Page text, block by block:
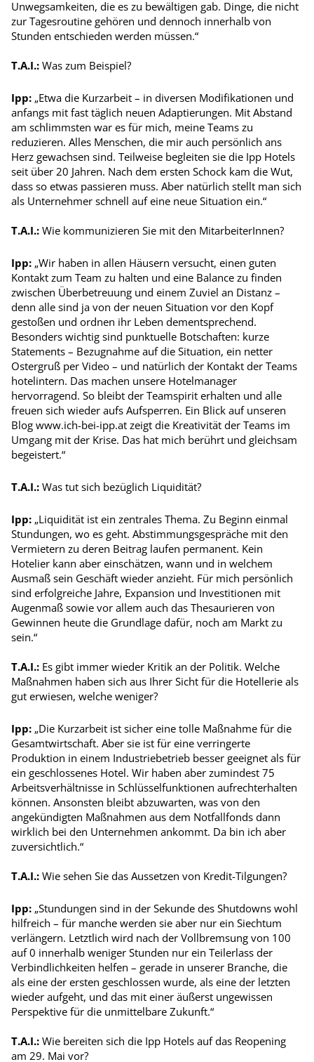
Unwegsamkeiten, die es zu bewältigen gab. Dinge, die nicht
zur Tagesroutine gehören und dennoch innerhalb von
Stunden entschieden werden müssen.“
T.A.I.: Was zum Beispiel?
Ipp: „Etwa die Kurzarbeit – in diversen Modifikationen und
anfangs mit fast täglich neuen Adaptierungen. Mit Abstand
am schlimmsten war es für mich, meine Teams zu
reduzieren. Alles Menschen, die mir auch persönlich ans
Herz gewachsen sind. Teilweise begleiten sie die Ipp Hotels
seit über 20 Jahren. Nach dem ersten Schock kam die Wut,
dass so etwas passieren muss. Aber natürlich stellt man sich
als Unternehmer schnell auf eine neue Situation ein.“
T.A.I.:Wie kommunizieren Sie mit den MitarbeiterInnen?
Ipp: „Wir haben in allen Häusern versucht, einen guten
Kontakt zum Team zu halten und eine Balance zu finden
zwischen Überbetreuung und einem Zuviel an Distanz –
denn alle sind ja von der neuen Situation vor den Kopf
gestoßen und ordnen ihr Leben dementsprechend.
Besonders wichtig sind punktuelle Botschaften: kurze
Statements – Bezugnahme auf die Situation, ein netter
Ostergruß per Video – und natürlich der Kontakt der Teams
hotelintern. Das machen unsere Hotelmanager
hervorragend. So bleibt der Teamspirit erhalten und alle
freuen sich wieder aufs Aufsperren. Ein Blick auf unseren
Blog www.ich-bei-ipp.at zeigt die Kreativität der Teams im
Umgang mit der Krise. Das hat mich berührt und gleichsam
begeistert.“
T.A.I.:Was tut sich bezüglich Liquidität?
Ipp: „Liquidität ist ein zentrales Thema. Zu Beginn einmal
Stundungen, wo es geht. Abstimmungs­gespräche mit den
Vermietern zu deren Beitrag laufen permanent. Kein
Hotelier kann aber einschätzen, wann und in welchem
Ausmaß sein Geschäft wieder anzieht. Für mich persönlich
sind erfolgreiche Jahre, Expansion und Investitionen mit
Augenmaß sowie vor allem auch das The­saurieren von
Gewinnen heute die Grundlage dafür, noch am Markt zu
sein.“
T.A.I.: Es gibt immer wieder Kritik an der Politik. Welche
Maßnahmen haben sich aus Ihrer Sicht für die Hotellerie als
gut erwiesen, welche weniger?
Ipp: „Die Kurzarbeit ist sicher eine tolle Maßnahme für die
Gesamtwirtschaft. Aber sie ist für eine verringerte
Produktion in einem Industriebetrieb besser geeignet als für
ein geschlossenes Hotel. Wir haben aber zumindest 75
Arbeitsverhältnisse in Schlüsselfunktionen aufrechterhalten
können. Ansonsten bleibt abzuwarten, was von den
angekündigten Maßnahmen aus dem Notfallfonds dann
wirklich bei den Unternehmen ankommt. Da bin ich aber
zuversichtlich.“
T.A.I.:Wie sehen Sie das Aussetzen von Kredit-Tilgungen?
Ipp: „Stundungen sind in der Sekunde des Shutdowns wohl
hilfreich – für manche werden sie aber nur ein Siechtum
verlängern. Letztlich wird nach der Vollbremsung von 100
auf 0 innerhalb weniger Stunden nur ein Teilerlass der
Verbindlichkeiten helfen – gerade in unserer Branche, die
als eine der ersten geschlossen wurde, als eine der letzten
wieder aufgeht, und das mit einer äußerst ungewissen
Perspektive für die unmittelbare Zukunft.“
T.A.I.: Wie bereiten sich die Ipp Hotels auf das Reopening
am 29. Mai vor?